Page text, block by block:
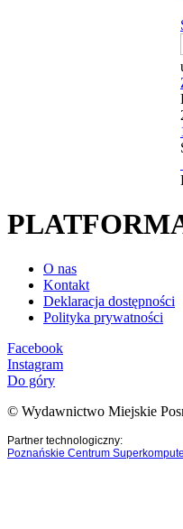
O nas
Kontakt
Deklaracja dostępności
Polityka prywatności
Facebook
Instagram
Do góry
© Wydawnictwo Miejskie
Partner technologiczny:
Poznańskie Centrum